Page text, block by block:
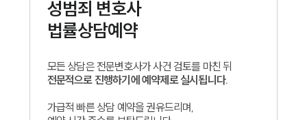
성범죄 변호사
법률상담예약
모든 상담은 전문변호사가 사건 검토를 마친 뒤
전문적으로 진행하기에 예약제로 실시됩니다.
가급적 빠른 상담 예약을 권유드리며,